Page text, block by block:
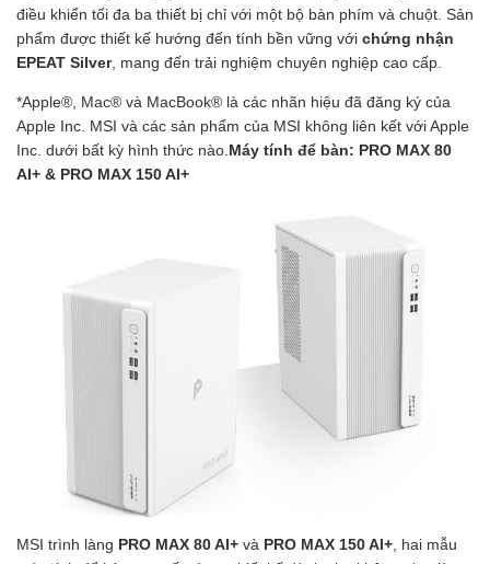
điều khiển tối đa ba thiết bị chỉ với một bộ bàn phím và chuột. Sản
phẩm được thiết kế hướng đến tính bền vững với chứng nhận
EPEAT Silver, mang đến trải nghiệm chuyên nghiệp cao cấp.
*Apple®, Mac® và MacBook® là các nhãn hiệu đã đăng ký của
Apple Inc. MSI và các sản phẩm của MSI không liên kết với Apple
Inc. dưới bất kỳ hình thức nào. Máy tính để bàn: PRO MAX 80
AI+ & PRO MAX 150 AI+
MSI trình làng PRO MAX 80 AI+ và PRO MAX 150 AI+ , hai mẫu